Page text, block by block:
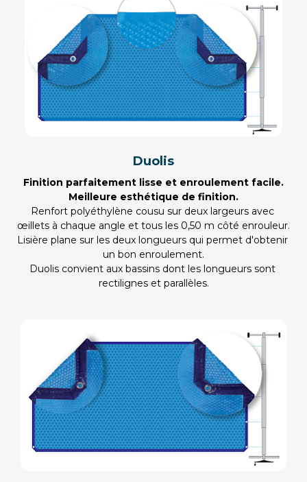
Duolis
Finition parfaitement lisse et enroulement facile.
Meilleure esthétique de finition.
Renfort polyéthylène cousu sur deux largeurs avec
œillets à chaque angle et tous les 0,50 m côté enrouleur.
Lisière plane sur les deux longueurs qui permet d'obtenir
un bon enroulement.
Duolis convient aux bassins dont les longueurs sont
rectilignes et parallèles.